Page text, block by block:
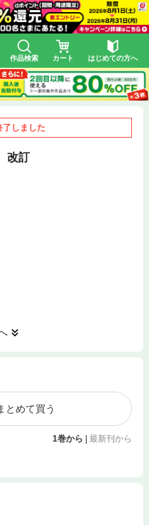
作品検索 カート はじめての方へ
了しました
改訂
とめて買う
1巻から 最新刊から